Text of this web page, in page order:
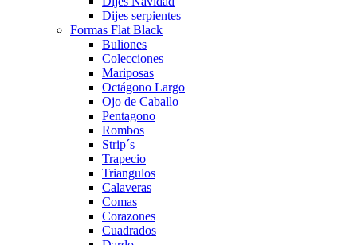
Dijes serpientes
Formas Flat Black
Buliones
Colecciones
Mariposas
Octágono Largo
Ojo de Caballo
Pentagono
Rombos
Strip´s
Trapecio
Triangulos
Calaveras
Comas
Corazones
Cuadrados